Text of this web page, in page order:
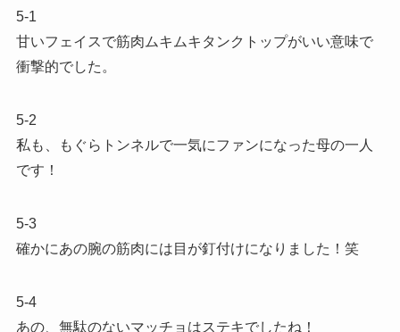
5-1
甘いフェイスで筋肉ムキムキタンクトップがいい意味で
衝撃的でした。
5-2
私も、もぐらトンネルで一気にファンになった母の一人
です！
5-3
確かにあの腕の筋肉には目が釘付けになりました！笑
5-4
あの、無駄のないマッチョはステキでしたね！